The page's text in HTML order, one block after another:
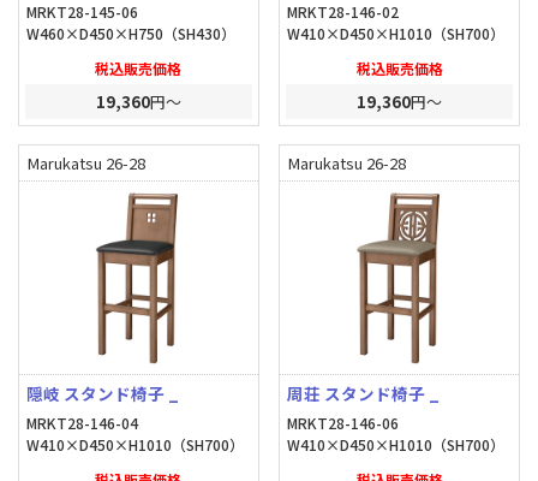
MRKT28-145-06
W460×D450×H750（SH430）
税込販売価格
19,360円～
MRKT28-146-02
W410×D450×H1010（SH700）
税込販売価格
19,360円～
Marukatsu 26-28
隠岐 スタンド椅子 _
MRKT28-146-04
W410×D450×H1010（SH700）
Marukatsu 26-28
周荘 スタンド椅子 _
MRKT28-146-06
W410×D450×H1010（SH700）